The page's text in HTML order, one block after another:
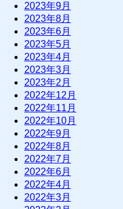
2023年9月
2023年8月
2023年6月
2023年5月
2023年4月
2023年3月
2023年2月
2022年12月
2022年11月
2022年10月
2022年9月
2022年8月
2022年7月
2022年6月
2022年4月
2022年3月